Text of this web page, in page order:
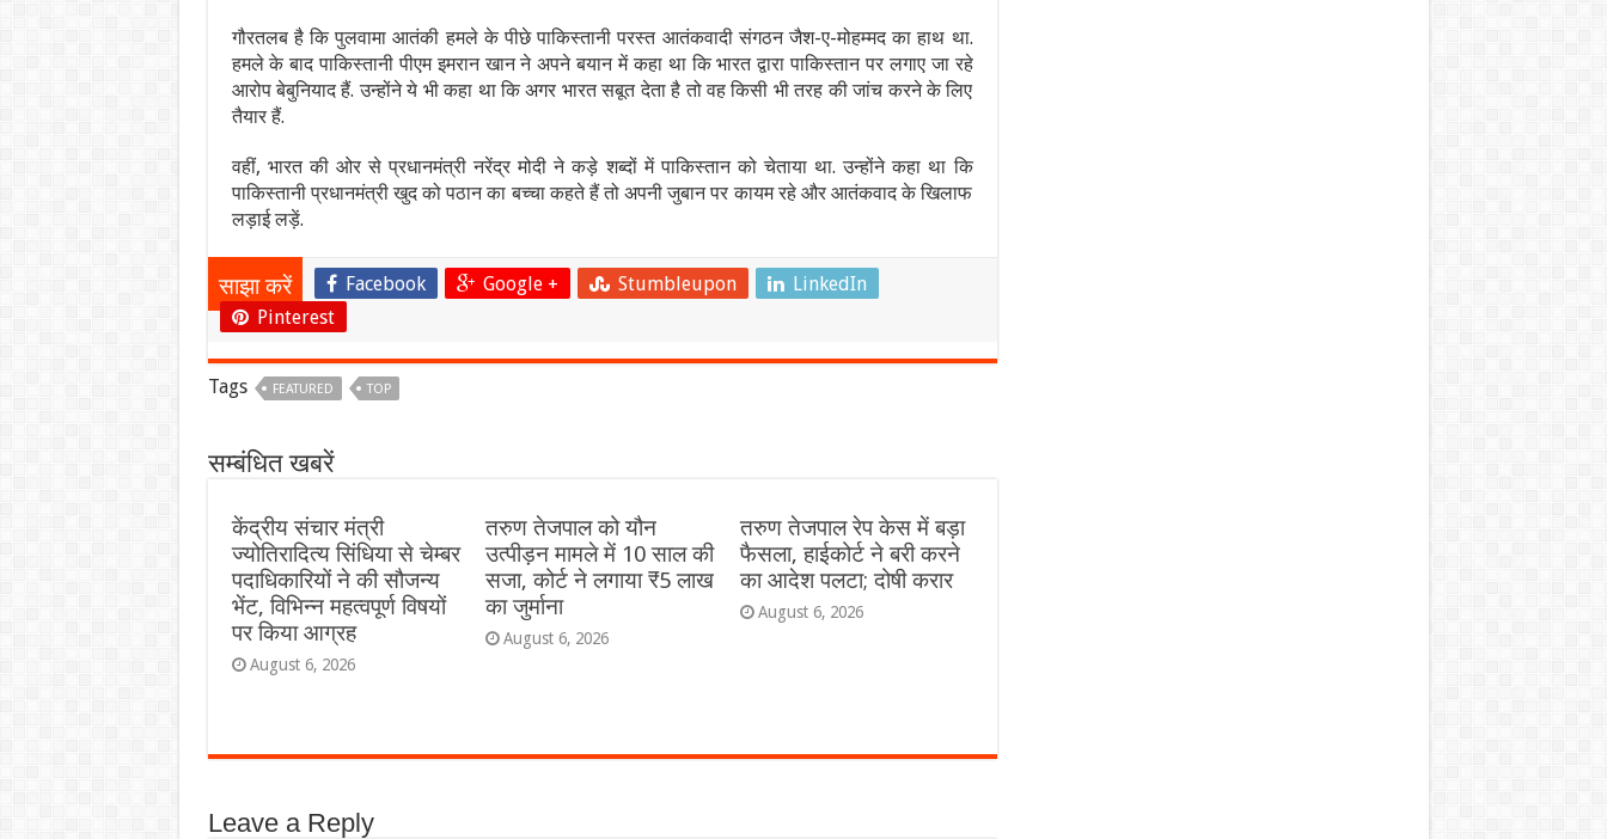
गौरतलब है कि पुलवामा आतंकी हमले के पीछे पाकिस्तानी परस्त आतंकवादी संगठन जैश-ए-मोहम्मद का हाथ था.
हमले के बाद पाकिस्तानी पीएम इमरान खान ने अपने बयान में कहा था कि भारत द्वारा पाकिस्तान पर लगाए जा रहे
आरोप बेबुनियाद हैं. उन्होंने ये भी कहा था कि अगर भारत सबूत देता है तो वह किसी भी तरह की जांच करने के लिए
तैयार हैं.
वहीं, भारत की ओर से प्रधानमंत्री नरेंद्र मोदी ने कड़े शब्दों में पाकिस्तान को चेताया था. उन्होंने कहा था कि
पाकिस्तानी प्रधानमंत्री खुद को पठान का बच्चा कहते हैं तो अपनी जुबान पर कायम रहे और आतंकवाद के खिलाफ
लड़ाई लड़ें.
साझा करें Facebook Google + Stumbleupon
LinkedIn
Pinterest
Tags FEATURED TOP
सम्बंधित खबरें
केंद्रीय संचार मंत्री
ज्योतिरादित्य सिंधिया से चेम्बर
पदाधिकारियों ने की सौजन्य
भेंट, विभिन्न महत्वपूर्ण विषयों
पर किया आग्रह
August 6, 2026
तरुण तेजपाल को यौन
उत्पीड़न मामले में 10 साल की
सजा, कोर्ट ने लगाया ₹5 लाख
का जुर्माना
August 6, 2026
तरुण तेजपाल रेप केस में बड़ा
फैसला, हाईकोर्ट ने बरी करने
का आदेश पलटा; दोषी करार
August 6, 2026
Leave a Reply